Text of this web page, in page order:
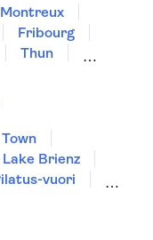
Montreux
Fribourg
Thun
Lake Brienz
vuori